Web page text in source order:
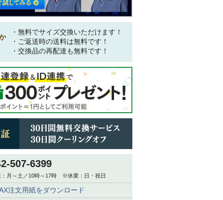
・無料でサイズ交換いただけます！
・ご返送時の送料は無料です！
・交換品の再配達も無料です！
507-6399
：月～土／10時～17時 ※休業：日・祝日
注文用紙をダウンロード